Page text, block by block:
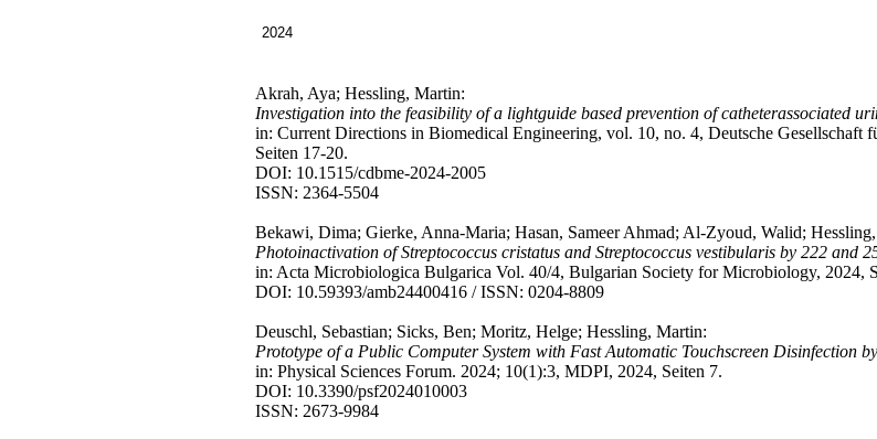
2024
Akrah, Aya; Hessling, Martin:
Investigation into the feasibility of a lightguide based prevention of catheterassociated
in: Current Directions in Biomedical Engineering, vol. 10, no. 4, Deutsche Gesellschaft
Seiten 17-20.
DOI: 10.1515/cdbme-2024-2005
ISSN: 2364-5504
Bekawi, Dima; Gierke, Anna-Maria; Hasan, Sameer Ahmad; Al-Zyoud, Walid;
Photoinactivation of Streptococcus cristatus and Streptococcus vestibularis by 222 and
in: Acta Microbiologica Bulgarica Vol. 40/4, Bulgarian Society for Microbiology, 2024,
DOI: 10.59393/amb24400416 / ISSN: 0204-8809
Deuschl, Sebastian; Sicks, Ben; Moritz, Helge; Hessling, Martin:
Prototype of a Public Computer System with Fast Automatic Touchscreen Disinfection
in: Physical Sciences Forum. 2024; 10(1):3, MDPI, 2024, Seiten 7.
DOI: 10.3390/psf2024010003
ISSN: 2673-9984